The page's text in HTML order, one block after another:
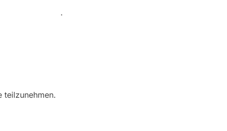
.
teilzunehmen.